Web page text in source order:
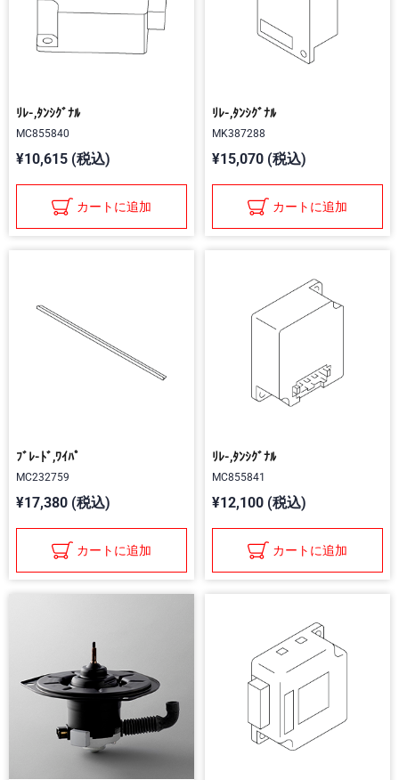
ﾘﾚ-,ﾀﾝｼｸﾞﾅﾙ
MC855840
¥10,615 (税込)
カートに追加
ﾘﾚ-,ﾀﾝｼｸﾞﾅﾙ
MK387288
¥15,070 (税込)
カートに追加
ﾌﾞﾚ-ﾄﾞ,ﾜｲﾊﾟ
MC232759
¥17,380 (税込)
カートに追加
ﾘﾚ-,ﾀﾝｼｸﾞﾅﾙ
MC855841
¥12,100 (税込)
カートに追加